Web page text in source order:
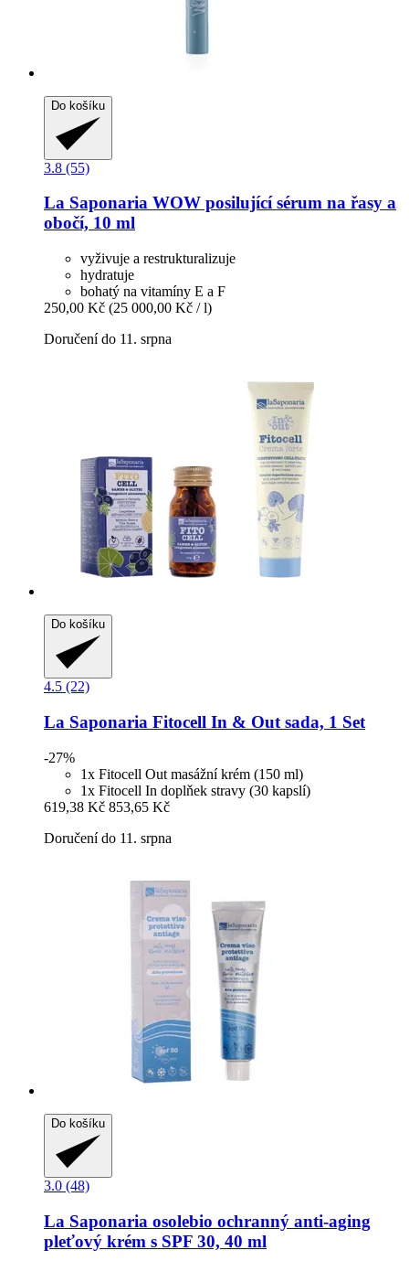
Do košíku
3.8 (55)
La Saponaria WOW posilující sérum na řasy a
obočí, 10 ml
vyživuje a restrukturalizuje
hydratuje
bohatý na vitamíny E a F
250,00 Kč (25 000,00 Kč / l)
Doručení do 11. srpna
Do košíku
4.5 (22)
La Saponaria Fitocell In & Out sada, 1 Set
-27%
1x Fitocell Out masážní krém (150 ml)
1x Fitocell In doplňek stravy (30 kapslí)
619,38 Kč 853,65 Kč
Doručení do 11. srpna
Do košíku
3.0 (48)
La Saponaria osolebio ochranný anti-​aging
pleťový krém s SPF 30, 40 ml